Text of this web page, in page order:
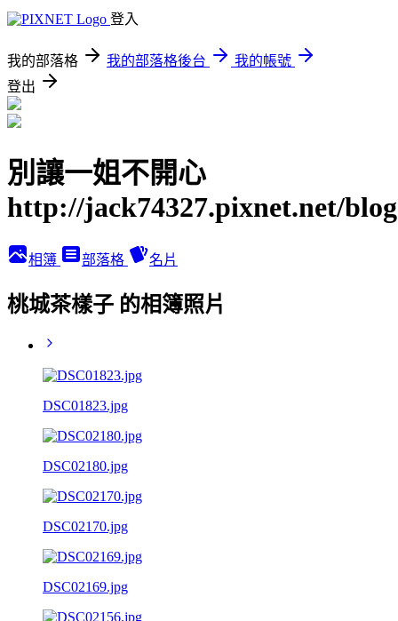
登入
我的部落格 我的部落格後台
我的帳號
登出
別讓一姐不開心
http://jack74327.pixnet.net/blog
相簿 部落格 名片
桃城茶樣子 的相簿照片
DSC01823.jpg
DSC02180.jpg
DSC02170.jpg
DSC02169.jpg